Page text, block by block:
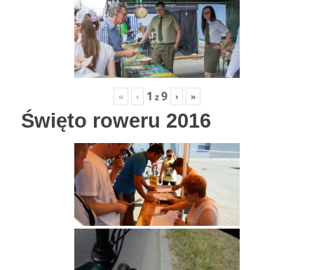
« ‹ 1 z9 › »
Święto roweru 2016